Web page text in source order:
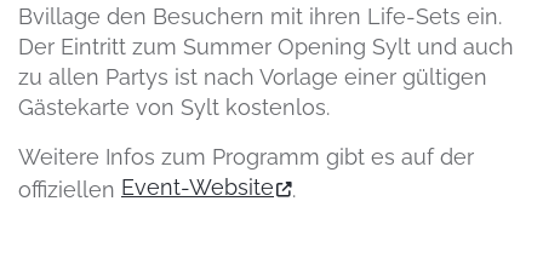
Bvillage den Besuchern mit ihren Life-Sets ein.
Der Eintritt zum Summer Opening Sylt und auch
zu allen Partys ist nach Vorlage einer gültigen
Gästekarte von Sylt kostenlos.
Weitere Infos zum Programm gibt es auf der
offiziellen Event-Website .